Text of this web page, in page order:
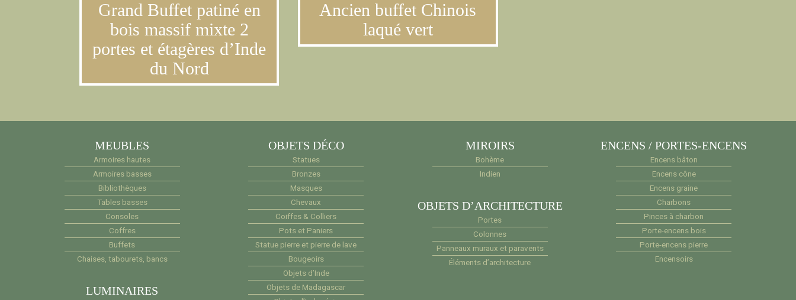
Grand Buffet patiné en
bois massif mixte 2
portes et étagères d’Inde
du Nord
Ancien buffet Chinois
laqué vert
MEUBLES
Armoires hautes
Armoires basses
Bibliothèques
Tables basses
Consoles
Coffres
Buffets
Chaises, tabourets, bancs
LUMINAIRES
OBJETS DÉCO
Statues
Bronzes
Masques
Chevaux
Coiffes & Colliers
Pots et Paniers
Statue pierre et pierre de lave
Bougeoirs
Objets d’Inde
Objets de Madagascar
MIROIRS
Bohème
Indien
OBJETS D’ARCHITECTURE
Portes
Colonnes
Panneaux muraux et paravents
Éléments d’architecture
ENCENS / PORTES-ENCENS
Encens bâton
Encens cône
Encens graine
Charbons
Pinces à charbon
Porte-encens bois
Porte-encens pierre
Encensoirs